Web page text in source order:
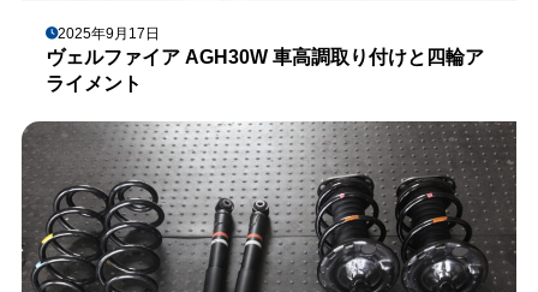
2025年9月17日
ヴェルファイア AGH30W 車高調取り付けと四輪ア
ライメント